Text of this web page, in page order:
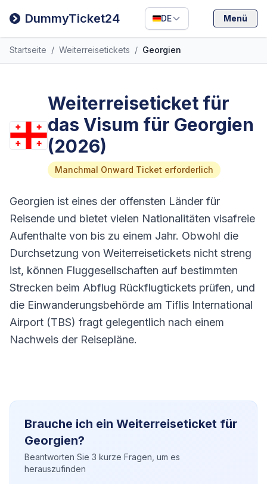
DummyTicket24 DE
Filipino
Deutsch
Español
Menü
Startseite / Weiterreisetickets / Georgien
Weiterreiseticket für
das Visum für Georgien
(2026)
Manchmal Onward Ticket erforderlich
Georgien ist eines der offensten Länder für
Reisende und bietet vielen Nationalitäten visafreie
Aufenthalte von bis zu einem Jahr. Obwohl die
Durchsetzung von Weiterreisetickets nicht streng
ist, können Fluggesellschaften auf bestimmten
Strecken beim Abflug Rückflugtickets prüfen, und
die Einwanderungsbehörde am Tiflis International
Airport (TBS) fragt gelegentlich nach einem
Nachweis der Reisepläne.
Brauche ich ein Weiterreiseticket für
Georgien?
Beantworten Sie 3 kurze Fragen, um es
herauszufinden